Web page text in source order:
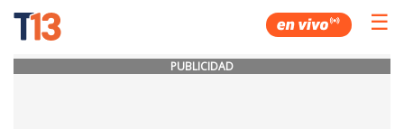
☰
PUBLICIDAD